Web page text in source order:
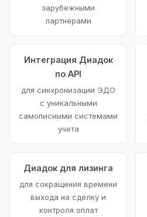
зарубежными
партнерами
Интеграция Диадок
по API
для синхронизации ЭДО
с уникальными
самописными системами
учета
Диадок для лизинга
для сокращения времени
выхода на сделку и
контроля оплат